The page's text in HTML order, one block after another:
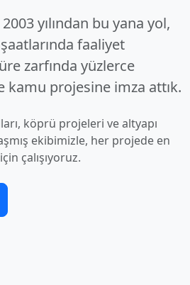
yılından bu yana yol,
faaliyet
zarfında yüzlerce
kamu projesine imza attık.
köprü projeleri ve altyapı
ekibimizle, her projede en
çalışıyoruz.